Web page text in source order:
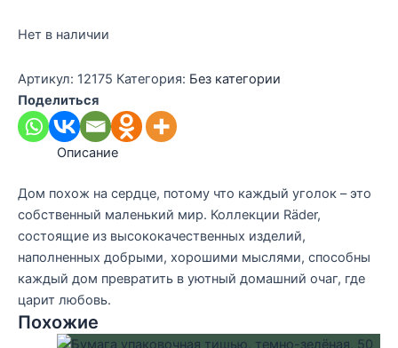
Нет в наличии
Артикул: 12175 Категория: Без категории
Поделиться
Описание
Дом похож на сердце, потому что каждый уголок – это
собственный маленький мир. Коллекции Räder,
состоящие из высококачественных изделий,
наполненных добрыми, хорошими мыслями, способны
каждый дом превратить в уютный домашний очаг, где
царит любовь.
Похожие